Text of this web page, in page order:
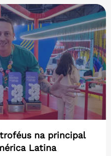
na principal
Latina